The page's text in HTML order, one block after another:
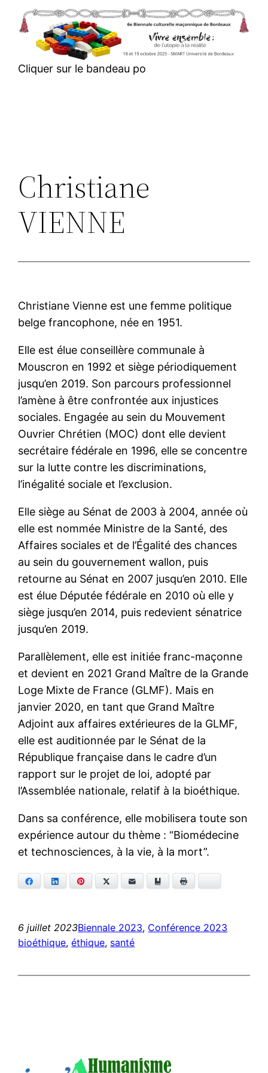
Aller
contenu
Cliquer sur le bandeau po
Christiane
VIENNE
Christiane Vienne est une femme politique
belge francophone, née en 1951.
Elle est élue conseillère communale à
Mouscron en 1992 et siège périodiquement
jusqu’en 2019. Son parcours professionnel
l’amène à être confrontée aux injustices
sociales. Engagée au sein du Mouvement
Ouvrier Chrétien (MOC) dont elle devient
secrétaire fédérale en 1996, elle se concentre
sur la lutte contre les discriminations,
l’inégalité sociale et l’exclusion.
Elle siège au Sénat de 2003 à 2004, année où
elle est nommée Ministre de la Santé, des
Affaires sociales et de l’Égalité des chances
au sein du gouvernement wallon, puis
retourne au Sénat en 2007 jusqu’en 2010. Elle
est élue Députée fédérale en 2010 où elle y
siège jusqu’en 2014, puis redevient sénatrice
jusqu’en 2019.
Parallèlement, elle est initiée franc-maçonne
et devient en 2021 Grand Maître de la Grande
Loge Mixte de France (GLMF). Mais en
janvier 2020, en tant que Grand Maître
Adjoint aux affaires extérieures de la GLMF,
elle est auditionnée par le Sénat de la
République française dans le cadre d’un
rapport sur le projet de loi, adopté par
l’Assemblée nationale, relatif à la bioéthique.
Dans sa conférence, elle mobilisera toute son
expérience autour du thème : “Biomédecine
et technosciences, à la vie, à la mort”.
FacebookLinkedIn Pinterest Twitter E-mail Ajouter aux favoris
6 juillet 2023Biennale 2023, Conférence 2023
bioéthique, éthique, santé